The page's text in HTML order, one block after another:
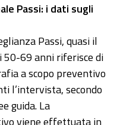
Passi: i dati sugli
Passi, quasi il
50-69 anni riferisce di
a scopo preventivo
l’intervista, secondo
guida. La